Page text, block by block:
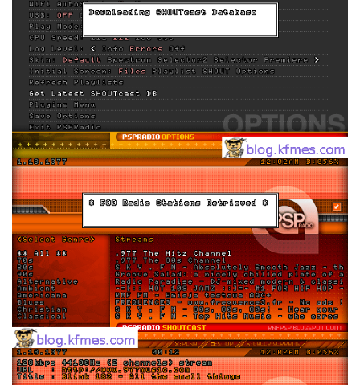
kfmes
량
용
220v
인
버
터
로
노...
by
kfmes